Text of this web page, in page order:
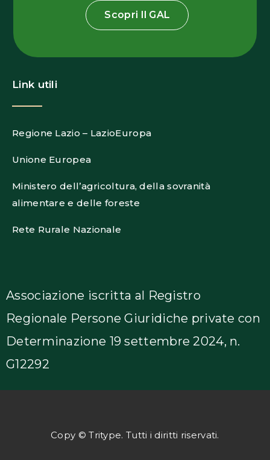
Scopri Il GAL
Link utili
Regione Lazio – LazioEuropa
Unione Europea
Ministero dell’agricoltura, della sovranità
alimentare e delle foreste
Rete Rurale Nazionale
Associazione iscritta al Registro
Regionale Persone Giuridiche private con
Determinazione 19 settembre 2024, n.
G12292
Copy © Tritype. Tutti i diritti riservati.